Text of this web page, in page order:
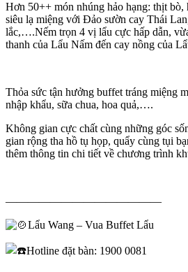
Hơn 50++ món nhúng hảo hạng: thịt
siêu lạ miệng với Đảo sườn cay Thái
lắc,….Nếm trọn 4 vị lẩu cực hấp dẫn,
thanh của Lẩu Nấm đến cay nồng của
Thỏa sức tận hưởng buffet tráng miệng
nhập khẩu, sữa chua, hoa quả,….
Không gian cực chất cùng những góc
gian rộng tha hồ tụ họp, quẩy cùng tụi
thêm thông tin chi tiết về chương trình
——————————————
Lẩu Wang – Vua Buffet Lẩu
Hotline đặt bàn: 1900 0081